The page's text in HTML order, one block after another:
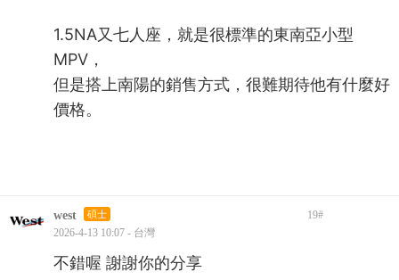
1.5NA又七人座，就是很標準的東南亞小型
MPV，
但是搭上南陽的銷售方式，很難期待他有什麼好
價格。
west 碩士 19#
2026-4-13 10:07 - 台灣
不錯喔 謝謝你的分享